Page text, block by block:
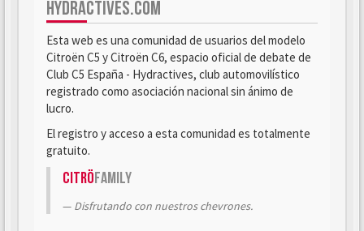
HYDRACTIVES.COM
Esta web es una comunidad de usuarios del modelo
Citroën C5 y Citroën C6, espacio oficial de debate de
Club C5 España - Hydractives, club automovilístico
registrado como asociación nacional sin ánimo de
lucro.
El registro y acceso a esta comunidad es totalmente
gratuito.
CitröFamily
Disfrutando con nuestros chevrones.